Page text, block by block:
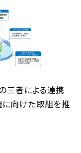
三者による連携
に向けた取組を推